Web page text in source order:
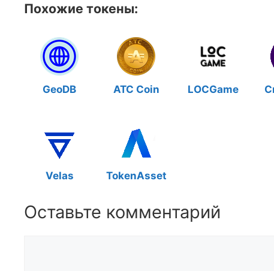
Похожие токены:
GeoDB ATC Coin LOCGame
Velas TokenAsset
Оставьте комментарий